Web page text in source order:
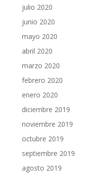
julio 2020
junio 2020
mayo 2020
abril 2020
marzo 2020
febrero 2020
enero 2020
diciembre 2019
noviembre 2019
octubre 2019
septiembre 2019
agosto 2019